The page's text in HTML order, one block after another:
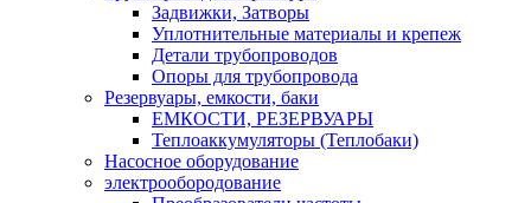
Задвижки, Затворы
Уплотнительные материалы и крепеж
Детали трубопроводов
Опоры для трубопровода
Резервуары, емкости, баки
ЕМКОСТИ, РЕЗЕРВУАРЫ
Теплоаккумуляторы (Теплобаки)
Насосное оборудование
электрообородование